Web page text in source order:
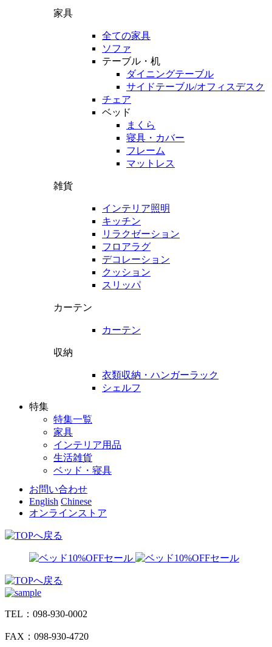
家具
全ての家具
ソファ
テーブル・机
ダイニングテーブル
サイドテーブル/オフィスデスク
チェア
ベッド
まくら
寝具・カバー
フレーム
マットレス
雑貨
インテリア照明
キッチン
リラクゼーション
フロアラグ
デコレーション
クッション
スリッパ
カーテン
カーテン
収納
衣類収納・ハンガーラック
シェルフ
特集
特集一覧
家具
インテリア用品
生活雑貨
ベッド・寝具
お問い合わせ
English Chinese
オンラインストア
TEL：098-930-0002
FAX：098-930-4720